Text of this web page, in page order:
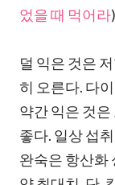
었을 때 먹어라)
덜 익은 것은
히 오른다. 다
약간 익은 것
좋다. 일상 섭
완숙은 항산화